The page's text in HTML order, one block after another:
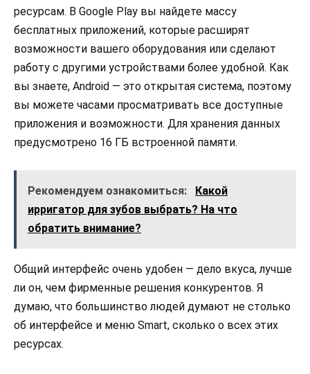
ресурсам. В Google Play вы найдете массу
бесплатных приложений, которые расширят
возможности вашего оборудования или сделают
работу с другими устройствами более удобной. Как
вы знаете, Android — это открытая система, поэтому
вы можете часами просматривать все доступные
приложения и возможности. Для хранения данных
предусмотрено 16 ГБ встроенной памяти.
Рекомендуем ознакомиться:
Какой
ирригатор для зубов выбрать? На что
обратить внимание?
Общий интерфейс очень удобен — дело вкуса, лучше
ли он, чем фирменные решения конкурентов. Я
думаю, что большинство людей думают не столько
об интерфейсе и меню Smart, сколько о всех этих
ресурсах.